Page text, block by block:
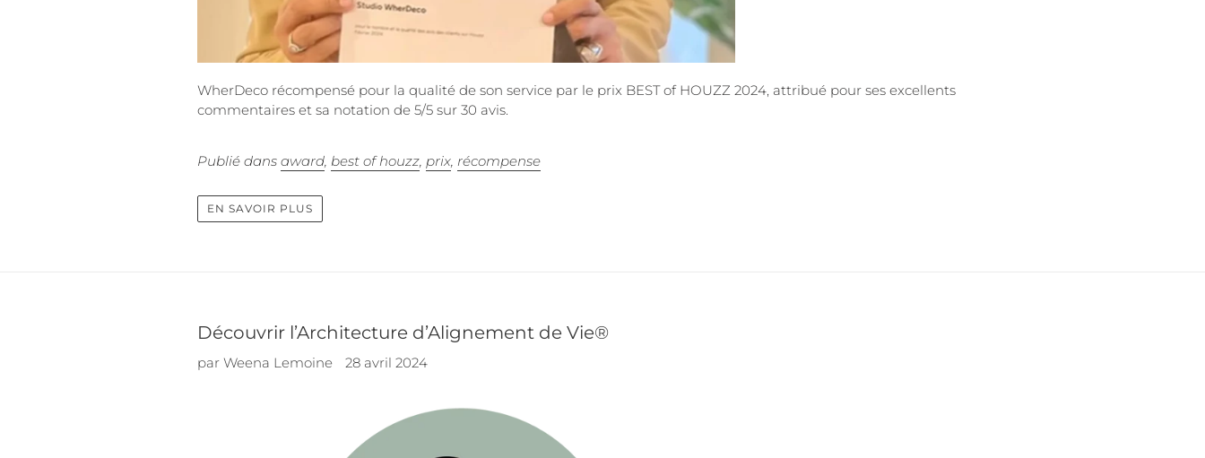
WherDeco récompensé pour la qualité de son service par le prix BEST of HOUZZ 2024, attribué pour ses excellents
commentaires et sa notation de 5/5 sur 30 avis.
Publié dansaward best of houzz prix récompense
EN SAVOIR PLUS
Découvrir l’Architecture d’Alignement de Vie®
par Weena Lemoine 28 avril 2024